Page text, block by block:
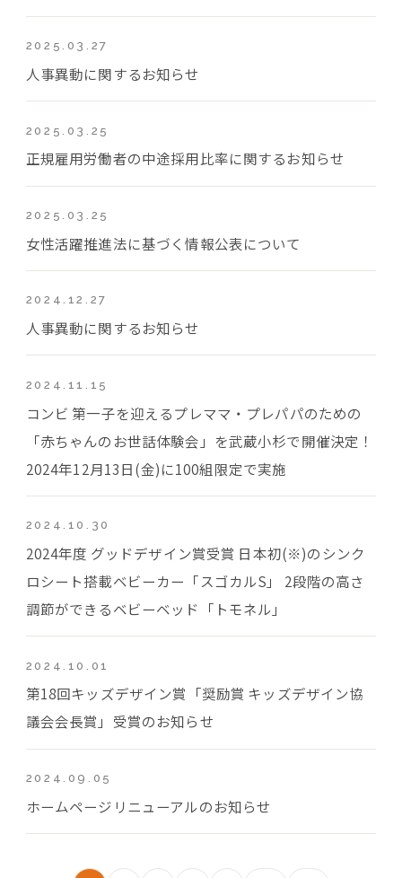
2025.03.27
人事異動に関するお知らせ
2025.03.25
正規雇用労働者の中途採用比率に関するお知らせ
2025.03.25
女性活躍推進法に基づく情報公表について
2024.12.27
人事異動に関するお知らせ
2024.11.15
コンビ 第一子を迎えるプレママ・プレパパのための
「赤ちゃんのお世話体験会」を武蔵小杉で開催決定！
2024年12月13日(金)に100組限定で実施
2024.10.30
2024年度 グッドデザイン賞受賞 日本初(※)のシンク
ロシート搭載ベビーカー「スゴカルS」 2段階の高さ
調節ができるベビーベッド「トモネル」
2024.10.01
第18回キッズデザイン賞「奨励賞 キッズデザイン協
議会会長賞」受賞のお知らせ
2024.09.05
ホームページリニューアルのお知らせ